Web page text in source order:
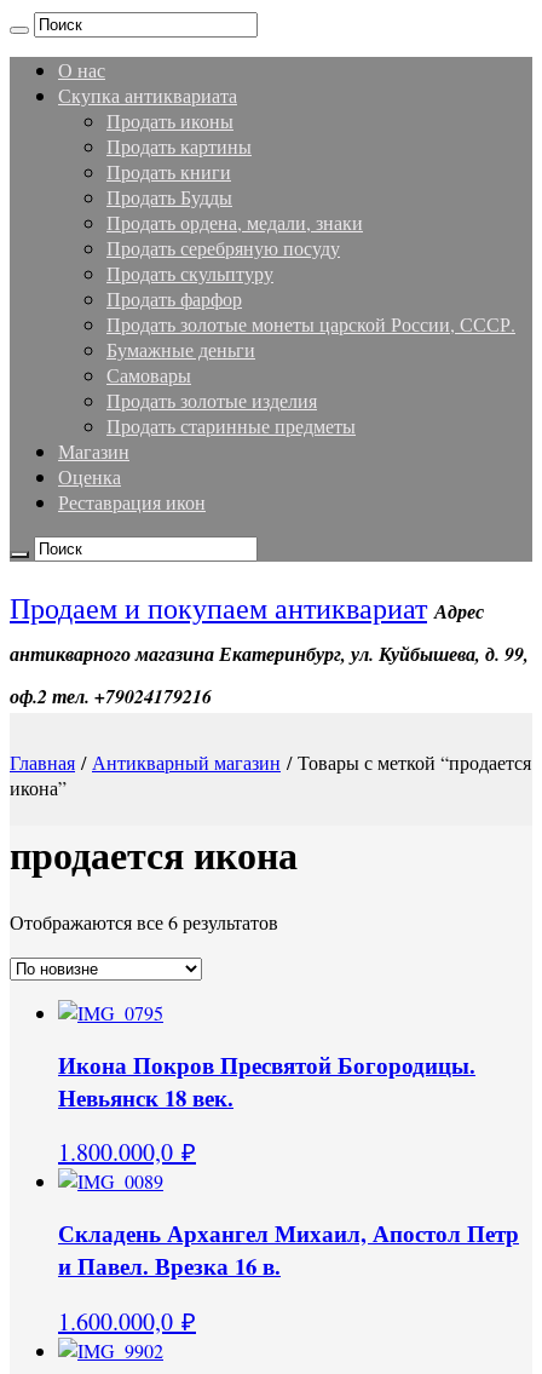
О нас
Скупка антиквариата
Продать иконы
Продать картины
Продать книги
Продать Будды
Продать ордена, медали, знаки
Продать серебряную посуду
Продать скульптуру
Продать фарфор
Продать золотые монеты царской России, СССР.
Бумажные деньги
Самовары
Продать золотые изделия
Продать старинные предметы
Магазин
Оценка
Реставрация икон
Продаем и покупаем антиквариат Адрес
антикварного магазина Екатеринбург, ул. Куйбышева, д. 99,
оф.2 тел. +79024179216
Главная / Антикварный магазин / Товары с меткой “продается
икона”
продается икона
Отображаются все 6 результатов
Икона Покров Пресвятой Богородицы.
Невьянск 18 век.
1.800.000,0 ₽
Складень Архангел Михаил, Апостол Петр
и Павел. Врезка 16 в.
1.600.000,0 ₽